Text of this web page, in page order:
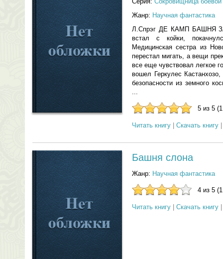
Жанр: Научная фантастика
Л.Спрэг ДЕ КАМП БАШНЯ
встал с койки,
Медицинская сестра из
перестал мигать, а вещи
все еще чувствовал легкое
вошел Геркулес
безопасности из земного
...
5 из 5
Читать книгу Скачать книгу
Башня слона
Жанр: Научная фантастика
4 из 5
Читать книгу Скачать книгу